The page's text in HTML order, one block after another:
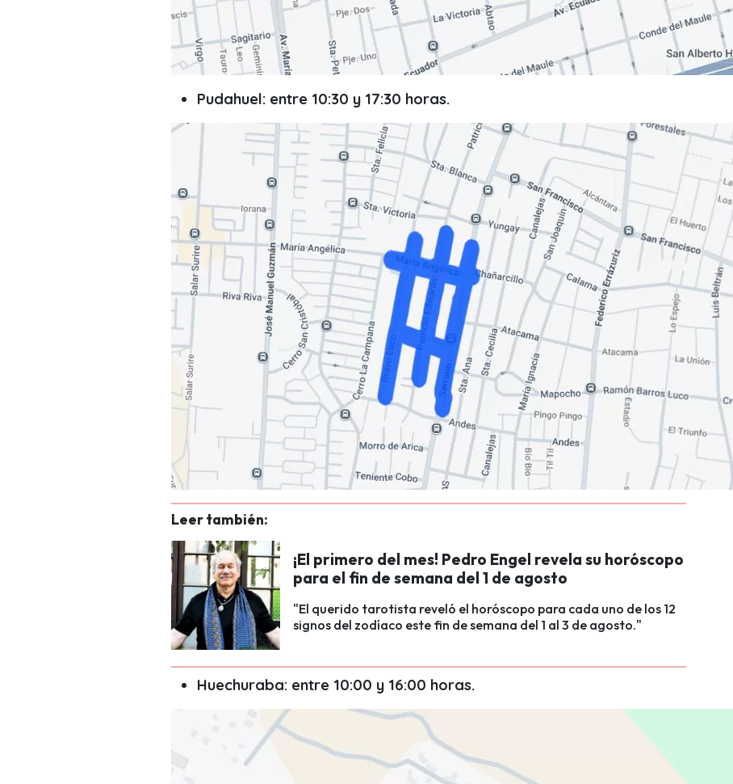
Pudahuel: entre 10:30 y 17:30 horas.
Leer también:
¡El primero del mes! Pedro Engel revela su horóscopo
para el fin de semana del 1 de agosto
"El querido tarotista reveló el horóscopo para cada uno de los 12
signos del zodíaco este fin de semana del 1 al 3 de agosto."
Huechuraba: entre 10:00 y 16:00 horas.